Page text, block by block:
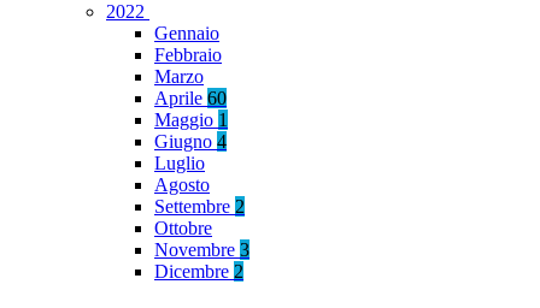
2022
Gennaio
Febbraio
Marzo
Aprile 60
Maggio 1
Giugno 4
Luglio
Agosto
Settembre 2
Ottobre
Novembre 3
Dicembre 2